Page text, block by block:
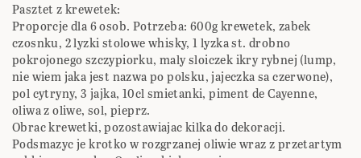
Pasztet z krewetek:
Proporcje dla 6 osob. Potrzeba: 600g krewetek, zabek
czosnku, 2 lyzki stolowe whisky, 1 lyzka st. drobno
pokrojonego szczypiorku, maly sloiczek ikry rybnej (lump,
nie wiem jaka jest nazwa po polsku, jajeczka sa czerwone),
pol cytryny, 3 jajka, 10cl smietanki, piment de Cayenne,
oliwa z oliwe, sol, pieprz.
Obrac krewetki, pozostawiajac kilka do dekoracji.
Podsmazyc je krotko w rozgrzanej oliwie wraz z przetartym